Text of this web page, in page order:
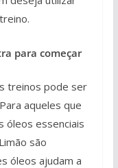
para começar
treinos pode ser
aqueles que
óleos essenciais
são
óleos ajudam a